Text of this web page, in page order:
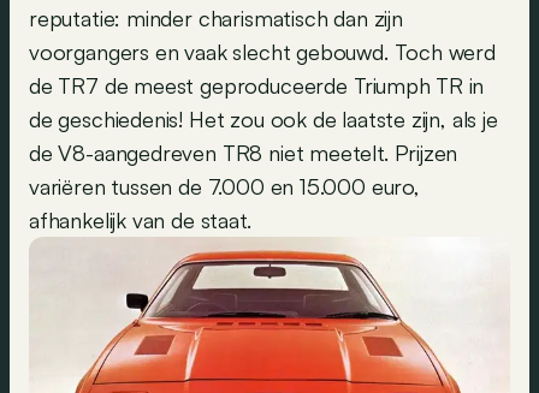
reputatie: minder charismatisch dan zijn
voorgangers en vaak slecht gebouwd. Toch werd
de TR7 de meest geproduceerde Triumph TR in
de geschiedenis! Het zou ook de laatste zijn, als je
de V8-aangedreven TR8 niet meetelt. Prijzen
variëren tussen de 7.000 en 15.000 euro,
afhankelijk van de staat.